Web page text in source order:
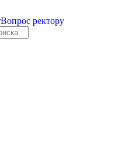
Вопрос ректору